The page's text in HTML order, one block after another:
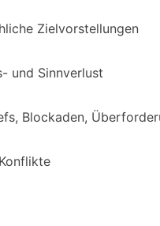
Zielvorstellungen
und Sinnverlust
Blockaden,